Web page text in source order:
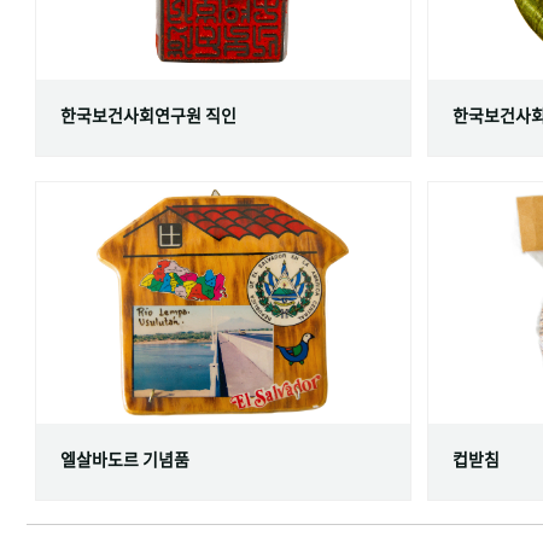
한국보건사회연구원 직인 한국보건사
엘살바도르 기념품 컵받침